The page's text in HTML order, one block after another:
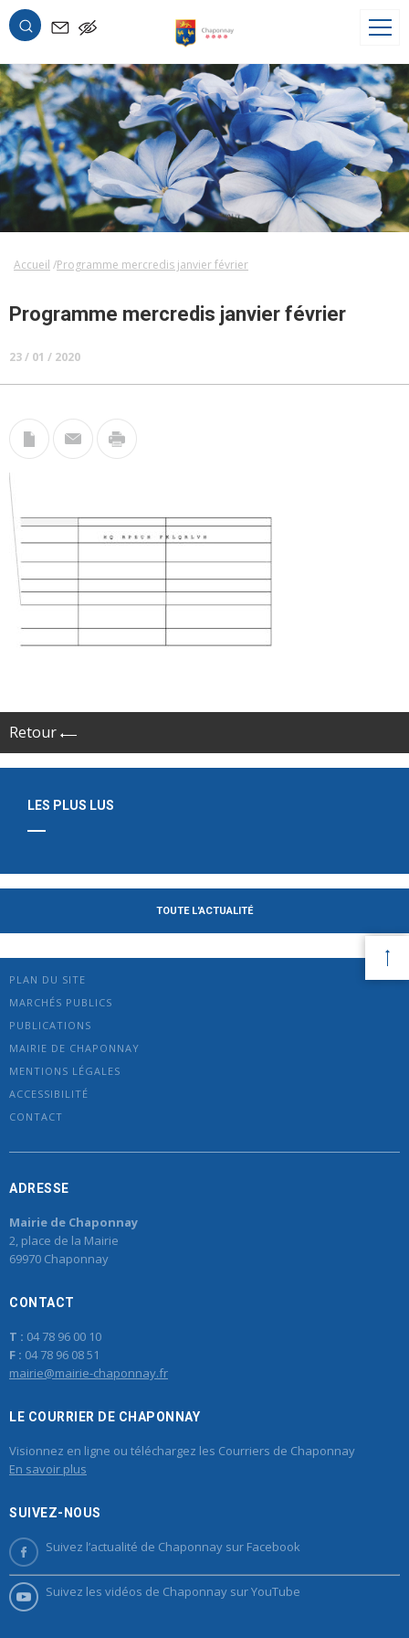
OK
Accueil Programme mercredis janvier février
Programme mercredis janvier février
23 / 01 / 2020
Retour
LES PLUS LUS
TOUTE L'ACTUALITÉ
PLAN DU SITE
MARCHÉS PUBLICS
PUBLICATIONS
MAIRIE DE CHAPONNAY
MENTIONS LÉGALES
ACCESSIBILITÉ
CONTACT
ADRESSE
Mairie de Chaponnay
2, place de la Mairie
69970 Chaponnay
CONTACT
T : 04 78 96 00 10
F : 04 78 96 08 51
mairie@mairie-chaponnay.fr
LE COURRIER DE CHAPONNAY
Visionnez en ligne ou téléchargez les Courriers de Chaponnay
En savoir plus
SUIVEZ-NOUS
Suivez l’actualité de Chaponnay sur Facebook
Suivez les vidéos de Chaponnay sur YouTube